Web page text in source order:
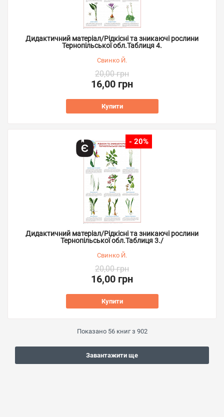
Дидактичний матеріал/Рідкісні та зникаючі рослини
Тернопільської обл.Таблиця 4.
Свинко Й.
20,00 грн
16,00 грн
Купити
- 20%
Дидактичний матеріал/Рідкісні та зникаючі рослини
Тернопільської обл.Таблиця 3./
Свинко Й.
20,00 грн
16,00 грн
Купити
Показано 56книг з 902
Завантажити ще